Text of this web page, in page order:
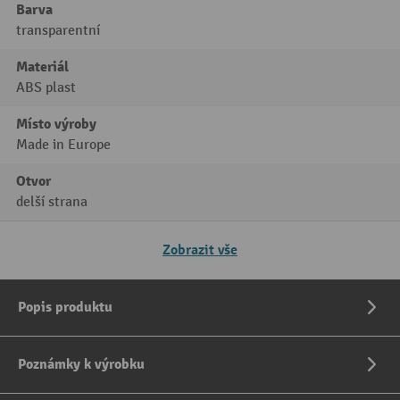
Barva
transparentní
Materiál
ABS plast
Místo výroby
Made in Europe
Otvor
delší strana
Zobrazit vše
Popis produktu
Poznámky k výrobku